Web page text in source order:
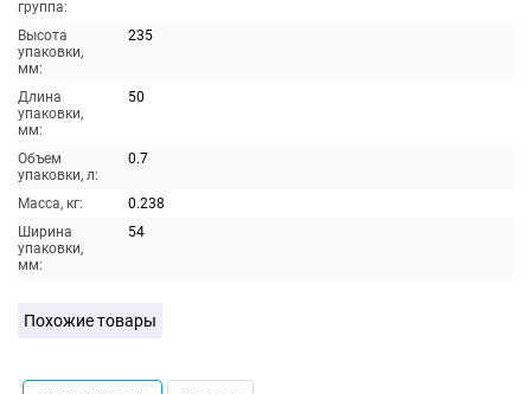
группа:
Высота
упаковки,
мм:
235
Длина
упаковки,
мм:
50
Объем
упаковки, л:
0.7
Масса, кг:
0.238
Ширина
упаковки,
мм:
54
Похожие товары